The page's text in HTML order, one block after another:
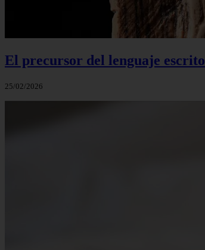
El precursor del lenguaje escrito
25/02/2026